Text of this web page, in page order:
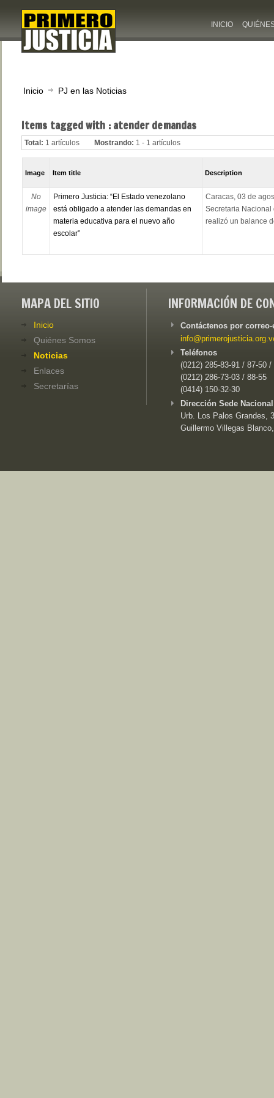
INICIO
Inicio PJ en las Noticias
Items tagged with : atender demandas
Total: 1 artículos Mostrando: 1 - 1 artículos
Image Item title Description
No
image
Primero Justicia: “El Estado venezolano
está obligado a atender las demandas en
materia educativa para el nuevo año
escolar”
Caracas, 03 de
Secretaria Nacional
realizó un balance
MAPA DEL SITIO
Inicio
Quiénes Somos
Noticias
Enlaces
Secretarías
INFORMACIÓN DE
Contáctenos por
Teléfonos
(0212) 285-83-91 / 87-50 /
(0212) 286-73-03 / 88-55
(0414) 150-32-30
Dirección Sede
Urb. Los Palos Grandes,
Guillermo Villegas